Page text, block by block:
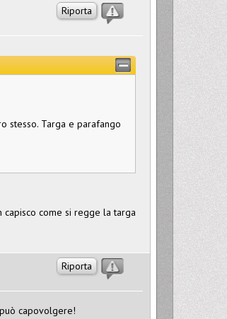
Riporta
stesso. Targa e parafango
come si regge la targa
Riporta
capovolgere!